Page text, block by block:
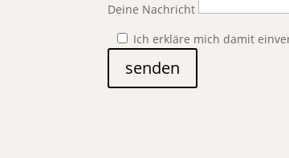
Deine Nachricht
Ich erkläre mich damit
senden